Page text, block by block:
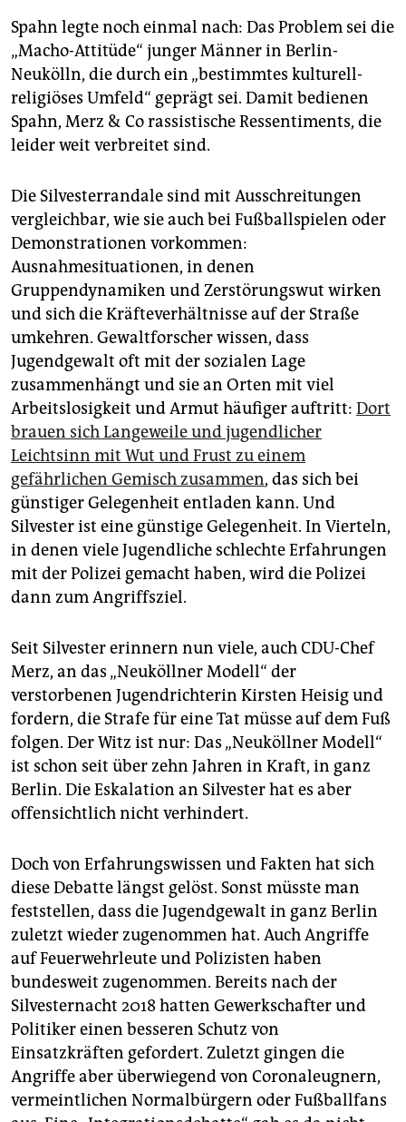
Spahn legte noch einmal nach: Das Problem sei die
„Macho-Attitüde“ junger Männer in Berlin-
Neukölln, die durch ein „bestimmtes kulturell-
religiöses Umfeld“ geprägt sei. Damit bedienen
Spahn, Merz & Co rassistische Ressentiments, die
leider weit verbreitet sind.
Die Silvesterrandale sind mit Ausschreitungen
vergleichbar, wie sie auch bei Fußballspielen oder
Demonstrationen vorkommen:
Ausnahmesituationen, in denen
Gruppendynamiken und Zerstörungswut wirken
und sich die Kräfteverhältnisse auf der Straße
umkehren. Gewaltforscher wissen, dass
Jugendgewalt oft mit der sozialen Lage
zusammenhängt und sie an Orten mit viel
Arbeitslosigkeit und Armut häufiger auftritt: Dort
brauen sich Langeweile und jugendlicher
Leichtsinn mit Wut und Frust zu einem
gefährlichen Gemisch zusammen, das sich bei
günstiger Gelegenheit entladen kann. Und
Silvester ist eine günstige Gelegenheit. In Vierteln,
in denen viele Jugendliche schlechte Erfahrungen
mit der Polizei gemacht haben, wird die Polizei
dann zum Angriffsziel.
Seit Silvester erinnern nun viele, auch CDU-Chef
Merz, an das „Neuköllner Modell“ der
verstorbenen Jugendrichterin Kirsten Heisig und
fordern, die Strafe für eine Tat müsse auf dem Fuß
folgen. Der Witz ist nur: Das „Neuköllner Modell“
ist schon seit über zehn Jahren in Kraft, in ganz
Berlin. Die Eskalation an Silvester hat es aber
offensichtlich nicht verhindert.
Doch von Erfahrungswissen und Fakten hat sich
diese Debatte längst gelöst. Sonst müsste man
feststellen, dass die Jugendgewalt in ganz Berlin
zuletzt wieder zugenommen hat. Auch Angriffe
auf Feuerwehrleute und Polizisten haben
bundesweit zugenommen. Bereits nach der
Silvesternacht 2018 hatten Gewerkschafter und
Politiker einen besseren Schutz von
Einsatzkräften gefordert. Zuletzt gingen die
Angriffe aber überwiegend von Coronaleugnern,
vermeintlichen Normalbürgern oder Fußballfans